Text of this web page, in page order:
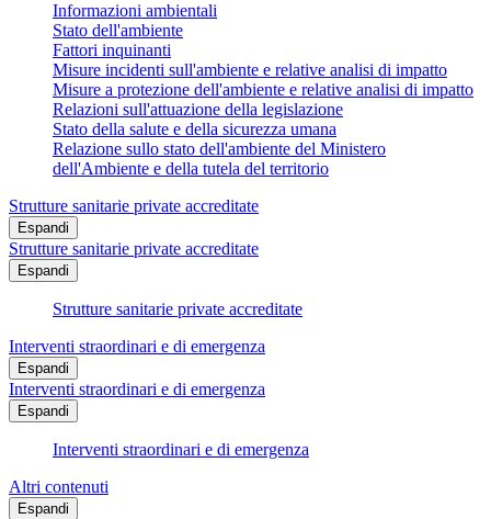
Informazioni ambientali
Stato dell'ambiente
Fattori inquinanti
Misure incidenti sull'ambiente e relative analisi di impatto
Misure a protezione dell'ambiente e relative analisi di impatto
Relazioni sull'attuazione della legislazione
Stato della salute e della sicurezza umana
Relazione sullo stato dell'ambiente del Ministero
dell'Ambiente e della tutela del territorio
Strutture sanitarie private accreditate
Espandi
Strutture sanitarie private accreditate
Espandi
Strutture sanitarie private accreditate
Interventi straordinari e di emergenza
Espandi
Interventi straordinari e di emergenza
Espandi
Interventi straordinari e di emergenza
Altri contenuti
Espandi